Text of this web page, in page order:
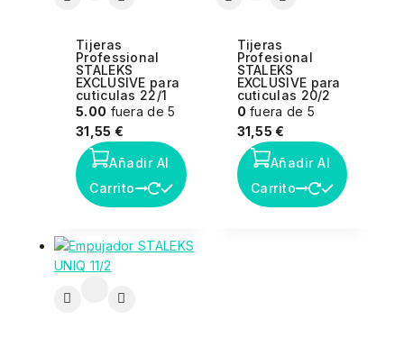
Tijeras
Professional
STALEKS
EXCLUSIVE para
cuticulas 22/1
5.00 fuera de 5
31,55 €
Añadir Al
Carrito
Tijeras
Profesional
STALEKS
EXCLUSIVE para
cuticulas 20/2
0 fuera de 5
31,55€
Añadir Al
Carrito